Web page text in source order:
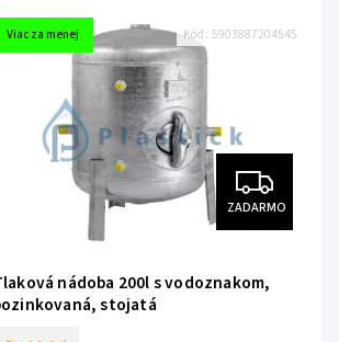
Viac za menej
ZADARMO
nádoba 200l s vodoznakom,
stojatá
Kód: 5903887204545